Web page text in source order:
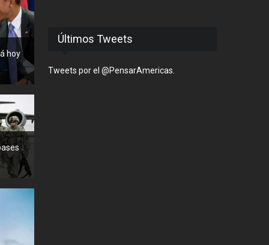
hoy
Últimos Tweets
Tweets por el @PensarAmericas.